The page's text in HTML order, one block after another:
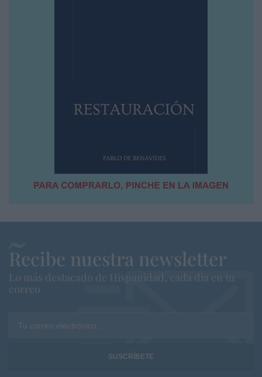
Recibe nuestra newsletter
Lo más destacado de Hispanidad, cada dia en tu
correo
Tu correo electrónico...